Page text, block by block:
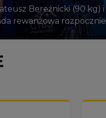
Bereźnicki (90
rewanżowa